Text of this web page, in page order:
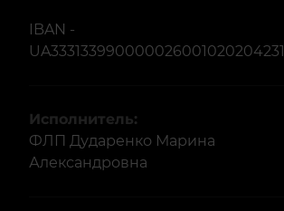
IBAN -
UA333133990000026001020204231
Исполнитель:
ФЛП Дударенко Марина
Александровна